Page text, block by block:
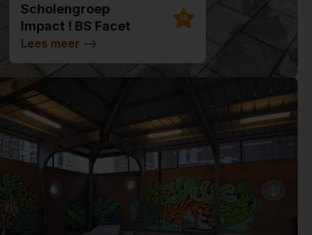
Scholengroep
Impact ! BS Facet
10
Lees meer -->